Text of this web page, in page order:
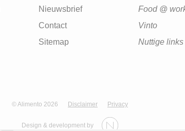
Nieuwsbrief
Contact
Sitemap
Food @
Vinto
Nuttige links
© Alimento 2026 Disclaimer Privacy
Design & development by